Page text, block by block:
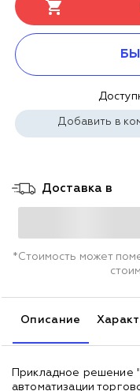
Добавить в
Доставка в
*Стоимость может
Описание
Прикладное решение
автоматизации